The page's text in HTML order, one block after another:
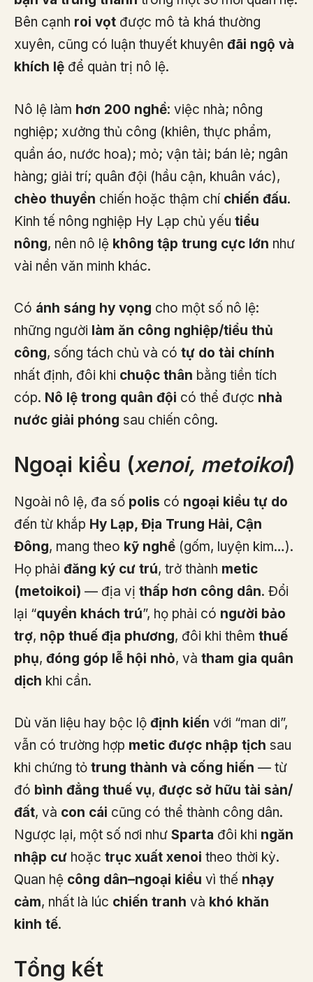
Bên cạnh roi vọt được mô tả khá thường
xuyên, cũng có luận thuyết khuyên đãi ngộ và
khích lệ để quản trị nô lệ.
Nô lệ làm hơn 200 nghề: việc nhà; nông
nghiệp; xưởng thủ công (khiên, thực phẩm,
quần áo, nước hoa); mỏ; vận tải; bán lẻ; ngân
hàng; giải trí; quân đội (hầu cận, khuân vác),
chèo thuyền chiến hoặc thậm chí chiến đấu.
Kinh tế nông nghiệp Hy Lạp chủ yếu tiểu
nông, nên nô lệ không tập trung cực lớn như
vài nền văn minh khác.
Có ánh sáng hy vọng cho một số nô lệ:
những người làm ăn công nghiệp/tiểu thủ
công, sống tách chủ và có tự do tài chính
nhất định, đôi khi chuộc thân bằng tiền tích
cóp. Nô lệ trong quân đội có thể được nhà
nước giải phóng sau chiến công.
Ngoại kiều (xenoi, metoikoi)
Ngoài nô lệ, đa số polis có ngoại kiều tự do
đến từ khắp Hy Lạp, Địa Trung Hải, Cận
Đông, mang theo kỹ nghề (gốm, luyện kim…).
Họ phải đăng ký cư trú, trở thành metic
(metoikoi) — địa vị thấp hơn công dân. Đổi
lại “quyền khách trú”, họ phải có người bảo
trợ, nộp thuế địa phương, đôi khi thêm thuế
phụ, đóng góp lễ hội nhỏ, và tham gia quân
dịch khi cần.
Dù văn liệu hay bộc lộ định kiến với “man di”,
vẫn có trường hợp metic được nhập tịch sau
khi chứng tỏ trung thành và cống hiến — từ
đó bình đẳng thuế vụ, được sở hữu tài sản/
đất, và con cái cũng có thể thành công dân.
Ngược lại, một số nơi như Sparta đôi khi ngăn
nhập cư hoặc trục xuất xenoi theo thời kỳ.
Quan hệ công dân–ngoại kiều vì thế nhạy
cảm, nhất là lúc chiến tranh và khó khăn
kinh tế.
Tổng kết